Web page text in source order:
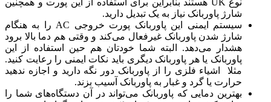
شارژ پاوربانک نیاز به یک تبدیل دارید.
سیستم ایمنی این پاوربانک پورت خروجی AC را به هنگام
شارژ شدن پاوربانک غیرفعال می‌کند و وقتی هم دما بالا برود
هشدار می‌دهد. البته شما خودتان هم حین استفاده از این
پاوربانک یا هر پاوربانک دیگری باید نکات ایمنی را رعایت کنید.
مثلا اشیاء فلزی را از پاوربانک دور نگه دارید و اجازه ندهید
حرارت یا گرد و غبار به پاوربانک آسیب بزند.
بهترین دمایی که پاوربانک می‌تواند در آن دستگاه‌های شما را